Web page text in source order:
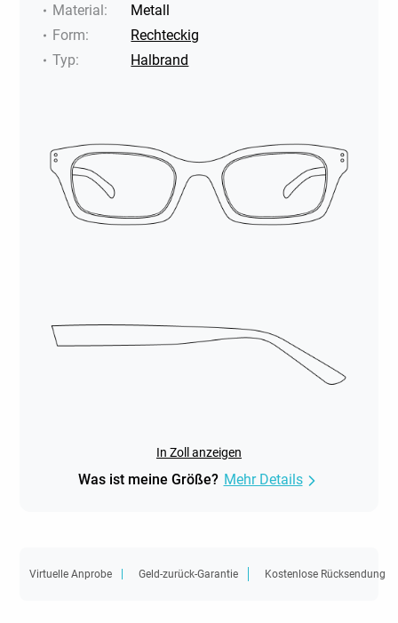
Material:
Metall
Form:
Rechteckig
Typ: Halbrand
In Zoll anzeigen
Was ist meine Größe? Mehr Details
Virtuelle Anprobe Geld-zurück-Garantie Kostenlose Rücksendung